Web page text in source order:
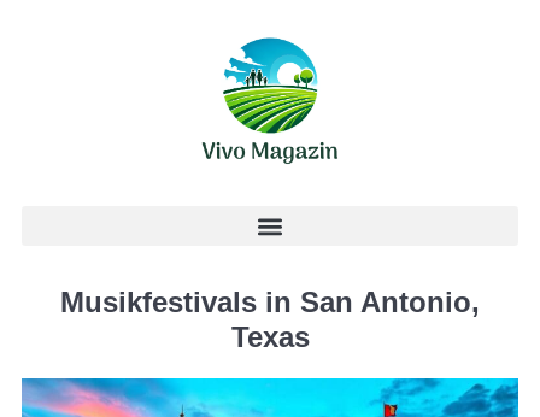
Musikfestivals in San Antonio,
Texas